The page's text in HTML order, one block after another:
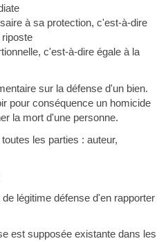
à sa protection, c'est-à-dire
c'est-à-dire égale à la
sur la défense d'un bien.
pour conséquence un homicide
la mort d'une personne.
les parties : auteur,
légitime défense d'en rapporter
est supposée existante dans les